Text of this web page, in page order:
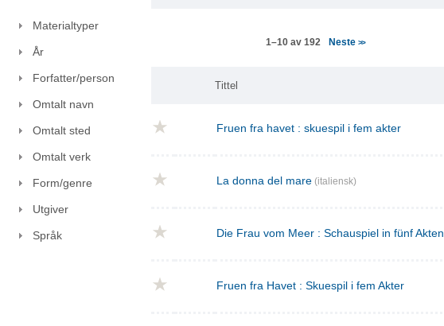
Materialtyper
År
Forfatter/person
Omtalt navn
Omtalt sted
Omtalt verk
Form/genre
Utgiver
Språk
1–10 av 192 Neste >>
Tittel
Fruen fra havet : skuespil i fem akter
La donna del mare (italiensk)
Die Frau vom Meer : Schauspiel in fünf Akten
Fruen fra Havet : Skuespil i fem Akter